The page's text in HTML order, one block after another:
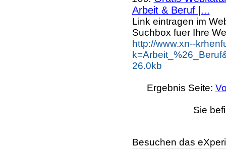
Arbeit & Beruf |...
Link eintragen im
Suchbox fuer Ihre
http://www.xn--
26.0kb
Ergebnis Seite:
Sie
Besuchen das